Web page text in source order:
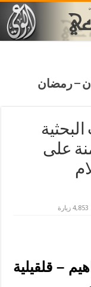
– رمضان
على
4,853 زيارة
– قلقيلية